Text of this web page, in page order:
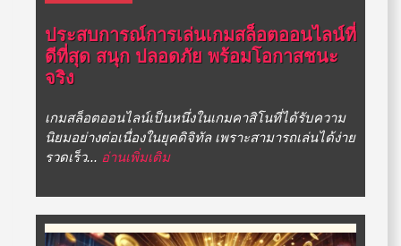
ประสบการณ์การเล่นเกมสล็อตออนไลน์ที่
ดีที่สุด สนุก ปลอดภัย พร้อมโอกาสชนะ
จริง
เกมสล็อตออนไลน์เป็นหนึ่งในเกมคาสิโนที่ได้รับความ
นิยมอย่างต่อเนื่องในยุคดิจิทัล เพราะสามารถเล่นได้ง่าย
รวดเร็ว... อ่านเพิ่มเติม